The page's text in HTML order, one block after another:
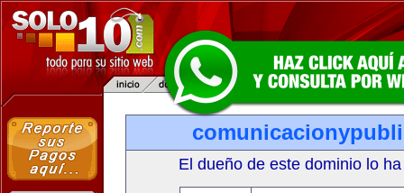
El dueño de este dominio lo